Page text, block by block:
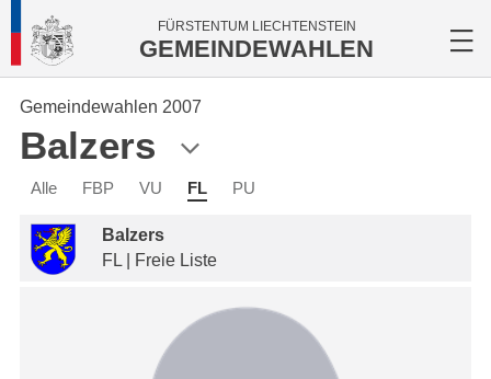
FÜRSTENTUM LIECHTENSTEIN
GEMEINDEWAHLEN
Gemeindewahlen 2007
Balzers
Alle FBP VU FL PU
Balzers
FL | Freie Liste